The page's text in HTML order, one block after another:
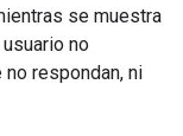
se muestra
no
respondan, ni